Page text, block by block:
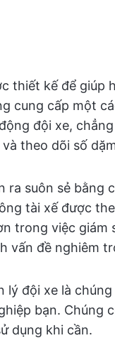
thiết kế để giúp
cung cấp một
đội xe,
theo dõi số
ra suôn sẻ bằng
tài xế được
trong việc giám
vấn đề nghiêm
lý đội xe là
bạn. Chúng
dụng khi cần.